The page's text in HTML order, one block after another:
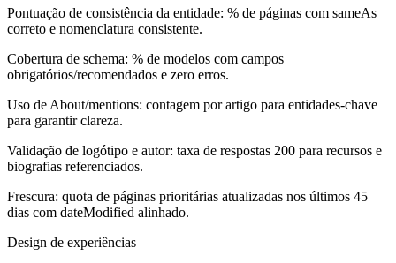
Pontuação de consistência da entidade: % de páginas com sameAs
correto e nomenclatura consistente.
Cobertura de schema: % de modelos com campos
obrigatórios/recomendados e zero erros.
Uso de About/mentions: contagem por artigo para entidades-chave
para garantir clareza.
Validação de logótipo e autor: taxa de respostas 200 para recursos e
biografias referenciados.
Frescura: quota de páginas prioritárias atualizadas nos últimos 45
dias com dateModified alinhado.
Design de experiências